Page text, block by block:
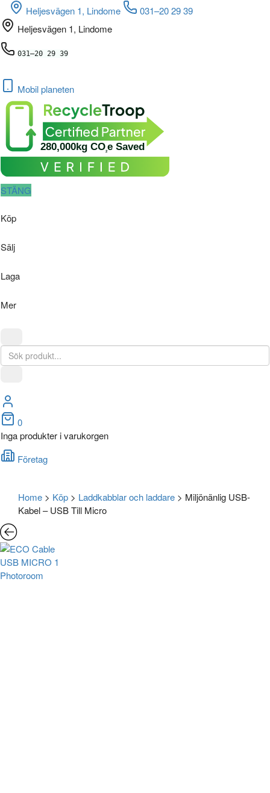
Heljesvägen 1, Lindome
031–20 29 39
Heljesvägen 1, Lindome
031–20 29 39
Mobilplaneten
280,000kg CO2e Saved
STÄNG
Köp
Sälj
Laga
Mer
0
Inga produkter i varukorgen
Företag
Home > Köp > Laddkabblar och laddare > Miljönänlig USB-
Kabel – USB Till Micro